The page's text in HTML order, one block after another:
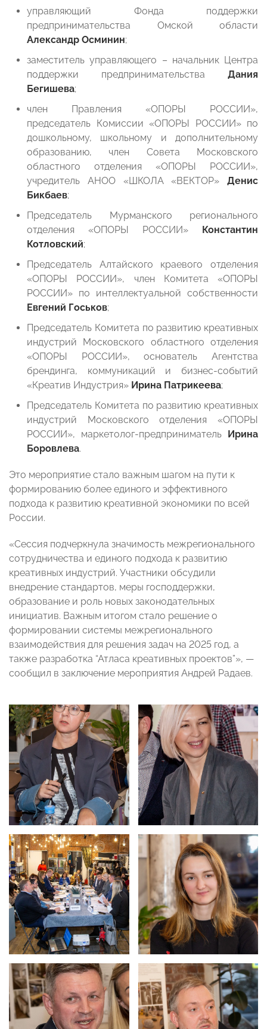
управляющий Фонда поддержки
предпринимательства Омской области
Александр Осминин;
заместитель управляющего – начальник Центра
поддержки предпринимательства Дания
Бегишева;
член Правления «ОПОРЫ РОССИИ»,
председатель Комиссии «ОПОРЫ РОССИИ» по
дошкольному, школьному и дополнительному
образованию, член Совета Московского
областного отделения «ОПОРЫ РОССИИ»,
учредитель АНОО «ШКОЛА «ВЕКТОР» Денис
Бикбаев;
Председатель Мурманского регионального
отделения «ОПОРЫ РОССИИ»
Константин
Котловский;
Председатель Алтайского краевого отделения
«ОПОРЫ РОССИИ», член Комитета «ОПОРЫ
РОССИИ» по интеллектуальной собственности
Евгений Госьков;
Председатель Комитета по развитию креативных
индустрий Московского областного отделения
«ОПОРЫ РОССИИ», основатель Агентства
брендинга, коммуникаций и бизнес-событий
«Креатив Индустрия» Ирина Патрикеева;
Председатель Комитета по развитию креативных
индустрий Московского отделения «ОПОРЫ
РОССИИ», маркетолог-предприниматель
Ирина
Боровлева.
Это мероприятие стало важным шагом на пути к
формированию более единого и эффективного
подхода к развитию креативной экономики по всей
России.
«Сессия подчеркнула значимость межрегионального
сотрудничества и единого подхода к развитию
креативных индустрий. Участники обсудили
внедрение стандартов, меры господдержки,
образование и роль новых законодательных
инициатив. Важным итогом стало решение о
формировании системы межрегионального
взаимодействия для решения задач на 2025 год, а
также разработка “Атласа креативных проектов”», —
сообщил в заключение мероприятия Андрей Радаев.